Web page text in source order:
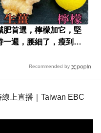
肥首選，檸檬加它，堅
一週，腰細了，瘦到你
Recommended by
上直播｜Taiwan EBC